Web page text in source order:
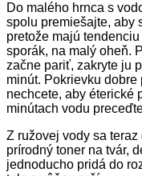
Do malého hrnca s
spolu premiešajte, aby
pretože majú
sporák, na malý oheň.
začne pariť, zakryte ju
minút. Pokrievku dobre
nechcete, aby éterické
minútach vodu
Z ružovej vody sa
prírodný toner na tvár,
jednoducho pridá do